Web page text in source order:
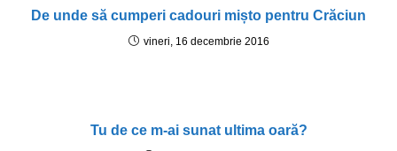
De unde să cumperi cadouri mișto pentru Crăciun
vineri, 16 decembrie 2016
Tu de ce m-ai sunat ultima oară?